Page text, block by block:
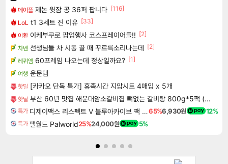
메이플 제논 윗잠 공 36퍼 팝니다 [116]
LoL t1 3세트 진 이유 [33]
이환 이케부쿠로 팝업행사 코스프레이어들!! [2]
차벤 선생님들 차 시동 끌 때 꾸르륵소리나는데 [2]
레퀴엠 60프레임 나오는데 정상일까요? [1]
여행 운문댐
핫딜 [카카오 단독 특가] 휴족시간 지압시트 4매입 x 5개
핫딜 부산 60년 맛집 해운대암소갈비집 뼈없는 갈비탕 800g*5팩 (총 4kg) | 살코기 듬뿍 순살 소 갈비탕 진한 국물
특가 디제이맥스 리스펙트 V 블루아카이브 팩 DJMAX RESPECT V Blue Archive Pack DLC65%6,930원 12%
특가 팰월드 Palworld25%24,000원 5%